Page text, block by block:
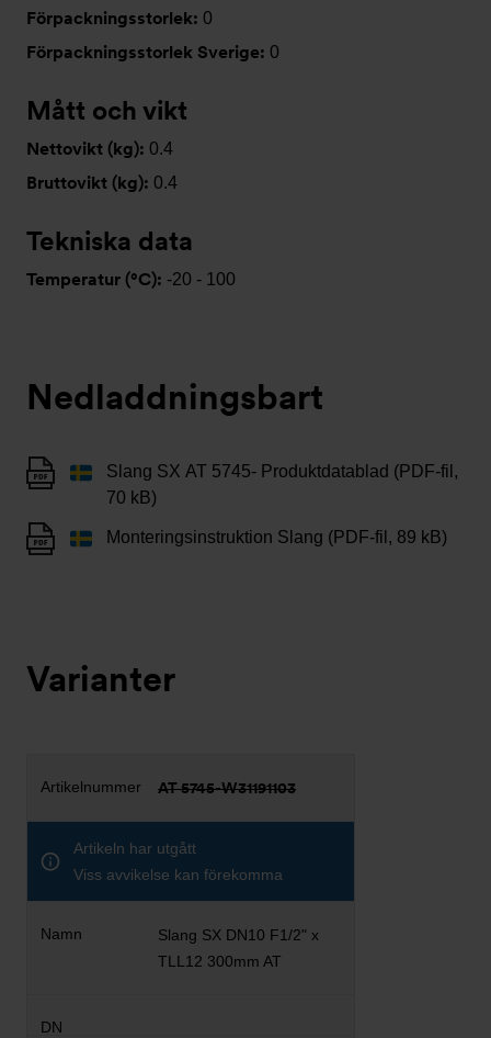
Förpackningsstorlek: 0
Förpackningsstorlek Sverige: 0
Mått och vikt
Nettovikt (kg): 0.4
Bruttovikt (kg): 0.4
Tekniska data
Temperatur (°C): -20 - 100
Nedladdningsbart
Slang SX AT 5745- Produktdatablad (PDF-fil,
70 kB)
Monteringsinstruktion Slang (PDF-fil, 89 kB)
Varianter
AT 5745-W31191103
Artikeln har utgått
Viss avvikelse kan förekomma
Slang SX DN10 F1/2" x
TLL12 300mm AT